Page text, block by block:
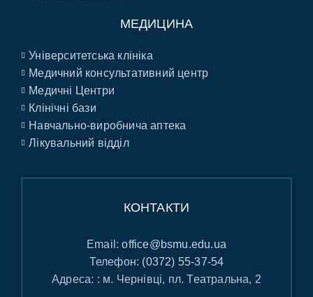
МЕДИЦИНА
Університетська клініка
Медичний консультативний центр
Медичні Центри
Клінічні бази
Навчально-виробнича аптека
Лікувальний відділ
КОНТАКТИ
Email:office@bsmu.edu.ua
Телефон: (0372) 55-37-54
Адреса: : м. Чернівці, пл. Театральна, 2